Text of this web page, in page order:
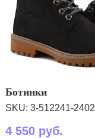
Ботинки
SKU: 3-512241-2402
4 550 руб.